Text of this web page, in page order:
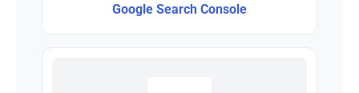
Google Search Console